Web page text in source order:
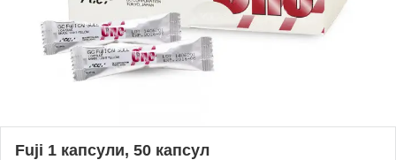
Fuji 1 капсули, 50 капсул